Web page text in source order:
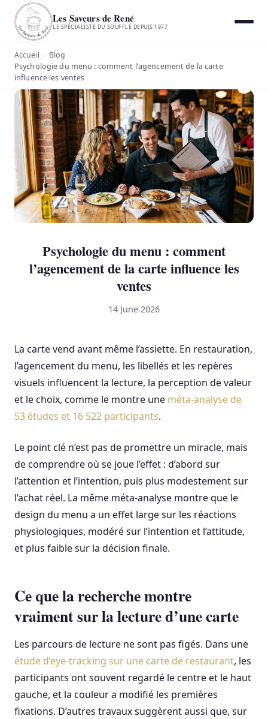
Les Saveurs de René
LE SPÉCIALISTE DU SOUFFLÉ DEPUIS 1977
Accueil › Blog ›
Psychologie du menu : comment l’agencement de la carte
influence les ventes
Psychologie du menu : comment
l’agencement de la carte influence les
ventes
14 June 2026
La carte vend avant même l’assiette. En restauration,
l’agencement du menu, les libellés et les repères
visuels influencent la lecture, la perception de valeur
et le choix, comme le montre une méta-analyse de
53 études et 16 522 participants.
Le point clé n’est pas de promettre un miracle, mais
de comprendre où se joue l’effet : d’abord sur
l’attention et l’intention, puis plus modestement sur
l’achat réel. La même méta-analyse montre que le
design du menu a un effet large sur les réactions
physiologiques, modéré sur l’intention et l’attitude,
et plus faible sur la décision finale.
Ce que la recherche montre
vraiment sur la lecture d’une carte
Les parcours de lecture ne sont pas figés. Dans une
étude d’eye-tracking sur une carte de restaurant, les
participants ont souvent regardé le centre et le haut
gauche, et la couleur a modifié les premières
fixations. D’autres travaux suggèrent aussi que, sur